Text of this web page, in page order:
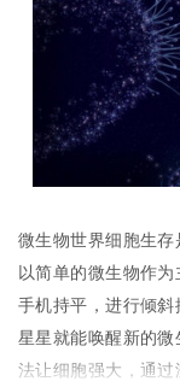
微生物世界细胞生
以简单的微生物作
手机持平，进行倾
星星就能唤醒新的
法让细胞强大，通